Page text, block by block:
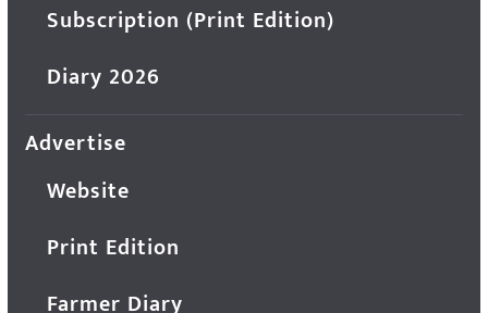
Subscription (Print Edition)
Diary 2026
Advertise
Website
Print Edition
Farmer Diary